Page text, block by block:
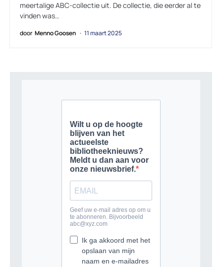
meertalige ABC-collectie uit. De collectie, die eerder al te
vinden was…
door Menno Goosen 11 maart 2025